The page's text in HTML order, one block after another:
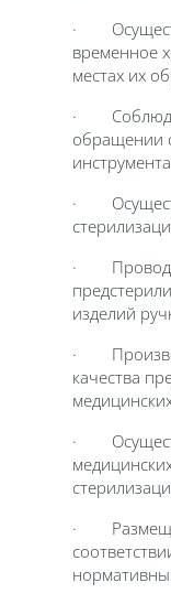
·
временное
местах их
·
обращении
·
·
изделий
·
качества
·
·